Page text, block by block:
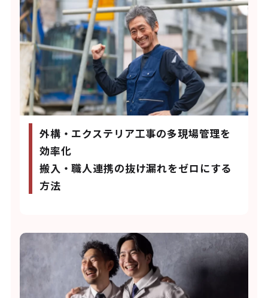
外構・エクステリア工事の多現場管理を
効率化
搬入・職人連携の抜け漏れをゼロにする
方法